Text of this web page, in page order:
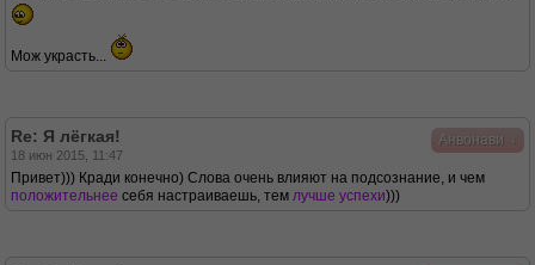
Мож украсть...
Анвонави
Re: Я лёгкая!
18 июн 2015, 11:47
Привет))) Кради конечно) Слова очень влияют на подсознание, и чем
положительнее себя настраиваешь, тем лучше успехи)))